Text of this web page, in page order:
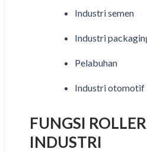
Industri semen
Industri
Pelabuhan
Industri otomotif
FUNGSI
INDUSTRI